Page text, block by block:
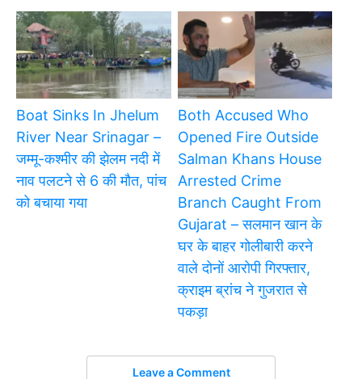
Boat Sinks In Jhelum
River Near Srinagar –
जम्मू-कश्मीर की झेलम नदी में
नाव पलटने से 6 की मौत, पांच
को बचाया गया
Both Accused Who
Opened Fire Outside
Salman Khans House
Arrested Crime
Branch Caught From
Gujarat – सलमान खान के
घर के बाहर गोलीबारी करने
वाले दोनों आरोपी गिरफ्तार,
क्राइम ब्रांच ने गुजरात से
पकड़ा
Leave a Comment